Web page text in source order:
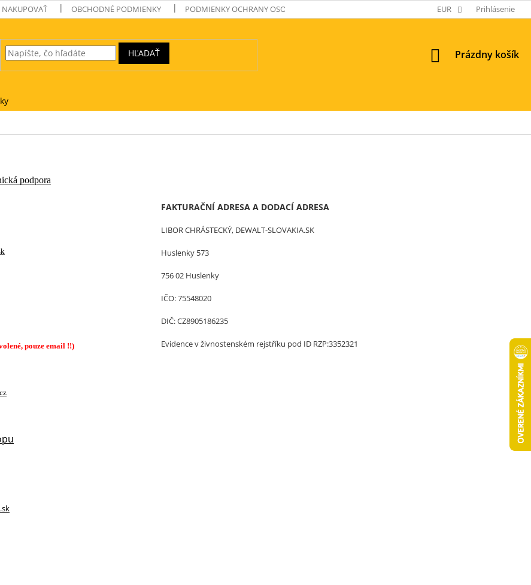
NAKUPOVAŤ OBCHODNÉ PODMIENKY PODMIENKY OCHRANY OSOBNÝCH ÚDAJOV EUR Prihlásenie
HĽADAŤ
NÁKUPNÝ
Prázdny košík
podpora
pouze email !!)
FAKTURAČNÍ ADRESA A DODACÍ ADRESA
LIBOR CHRÁSTECKÝ, DEWALT-SLOVAKIA.SK
Huslenky 573
756 02 Huslenky
IČO: 75548020
DIČ: CZ8905186235
Evidence v živnostenském rejstříku pod ID RZP:3352321